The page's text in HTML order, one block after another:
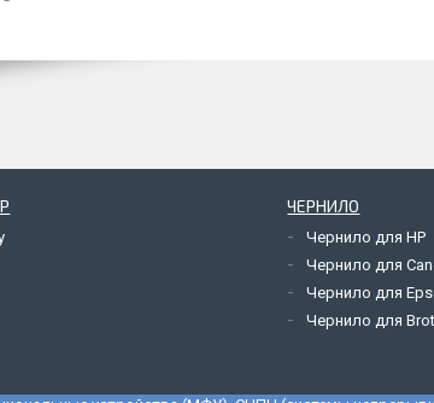
ЧЕРНИЛО
Чернило для HP
Чернило для
Чернило для
Чернило для